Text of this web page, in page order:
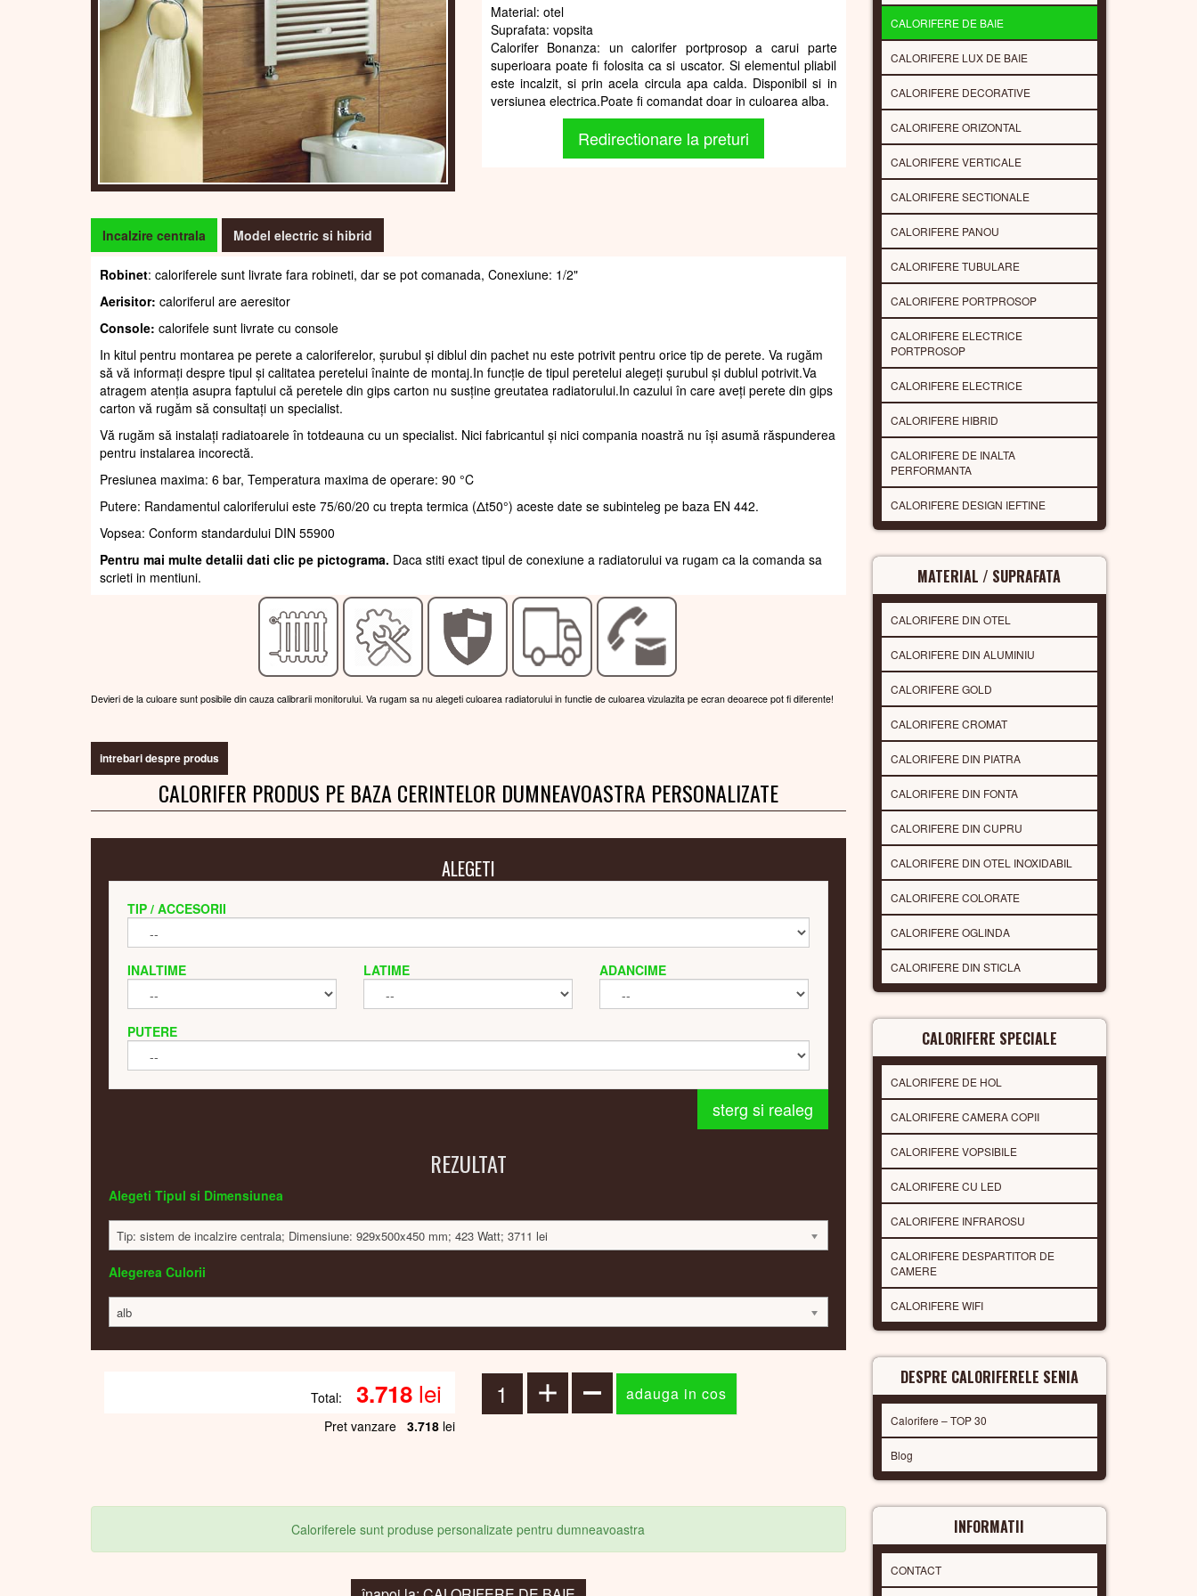
Material: otel
Suprafata: vopsita
Calorifer Bonanza: un calorifer portprosop a carui parte
superioara poate fi folosita ca si uscator. Si elementul pliabil
este incalzit, si prin acela circula apa calda. Disponibil si in
versiunea electrica.Poate fi comandat doar in culoarea alba.
Redirectionare la preturi
Incalzire centrala Model electric si hibrid
Robinet: caloriferele sunt livrate fara robineti, dar se pot comanada, Conexiune: 1/2"
Aerisitor: caloriferul are aeresitor
Console: calorifele sunt livrate cu console
In kitul pentru montarea pe perete a caloriferelor, șurubul și diblul din pachet nu este potrivit pentru orice tip de perete. Va rugăm
să vă informați despre tipul și calitatea peretelui înainte de montaj.In funcție de tipul peretelui alegeți șurubul și dublul potrivit.Va
atragem atenția asupra faptului că peretele din gips carton nu susține greutatea radiatorului.In cazului în care aveți perete din gips
carton vă rugăm să consultați un specialist.
Vă rugăm să instalați radiatoarele în totdeauna cu un specialist. Nici fabricantul și nici compania noastră nu își asumă răspunderea
pentru instalarea incorectă.
Presiunea maxima: 6 bar, Temperatura maxima de operare: 90 °C
Putere: Randamentul caloriferului este 75/60/20 cu trepta termica (Δt50°) aceste date se subinteleg pe baza EN 442.
Vopsea: Conform standardului DIN 55900
Pentru mai multe detalii dati clic pe pictograma. Daca stiti exact tipul de conexiune a radiatorului va rugam ca la comanda sa
scrieti in mentiuni.
Devieri de la culoare sunt posibile din cauza calibrarii monitorului. Va rugam sa nu alegeti culoarea radiatorului in functie de culoarea vizulazita pe ecran deoarece pot fi diferente!
intrebari despre produs
CALORIFER PRODUS PE BAZA CERINTELOR DUMNEAVOASTRA PERSONALIZATE
ALEGETI
TIP / ACCESORII
INALTIME LATIME ADANCIME
PUTERE
sterg si realeg
REZULTAT
Alegeti Tipul si Dimensiunea
Tip: sistem de incalzire centrala; Dimensiune: 929x500x450 mm; 423 Watt; 3711 lei
Alegerea Culorii
alb
Total: 3.718lei
Pret vanzare 3.718lei
Caloriferele sunt produse personalizate pentru dumneavoastra
CALORIFERE DE BAIE
CALORIFERE LUX DE BAIE
CALORIFERE DECORATIVE
CALORIFERE ORIZONTAL
CALORIFERE VERTICALE
CALORIFERE SECTIONALE
CALORIFERE PANOU
CALORIFERE TUBULARE
CALORIFERE PORTPROSOP
CALORIFERE ELECTRICE
PORTPROSOP
CALORIFERE ELECTRICE
CALORIFERE HIBRID
CALORIFERE DE INALTA
PERFORMANTA
CALORIFERE DESIGN IEFTINE
MATERIAL / SUPRAFATA
CALORIFERE DIN OTEL
CALORIFERE DIN ALUMINIU
CALORIFERE GOLD
CALORIFERE CROMAT
CALORIFERE DIN PIATRA
CALORIFERE DIN FONTA
CALORIFERE DIN CUPRU
CALORIFERE DIN OTEL INOXIDABIL
CALORIFERE COLORATE
CALORIFERE OGLINDA
CALORIFERE DIN STICLA
CALORIFERE SPECIALE
CALORIFERE DE HOL
CALORIFERE CAMERA COPII
CALORIFERE VOPSIBILE
CALORIFERE CU LED
CALORIFERE INFRAROSU
CALORIFERE DESPARTITOR DE
CAMERE
CALORIFERE WIFI
DESPRE CALORIFERELE SENIA
Calorifere – TOP 30
Blog
INFORMATII
CONTACT